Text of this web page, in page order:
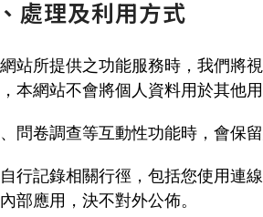
處理及利用方式
站所提供之功能服務時，我們將
本網站不會將個人資料用於其他用
問卷調查等互動性功能時，會保
行記錄相關行徑，包括您使用連
部應用，決不對外公佈。